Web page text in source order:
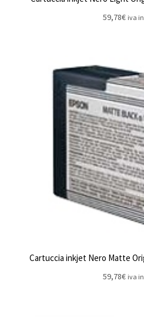
59,78€ iva
Cartuccia inkjet Nero Matte
59,78€ iva